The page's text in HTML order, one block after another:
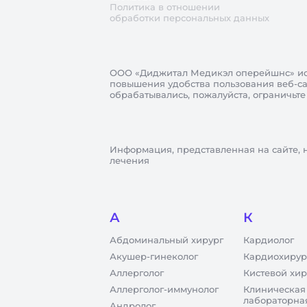
Политика в отношении
обработки персональных данных
ООО «Диджитал Медикэл оперейшнс»
повышения удобства пользования веб-
обрабатывались, пожалуйста,
Информация, представленная на сайте,
лечения
А
Абдоминальный хирург
Акушер-гинеколог
Аллерголог
Аллерголог-иммунолог
К
Кардиолог
Кистевой
Клиническая